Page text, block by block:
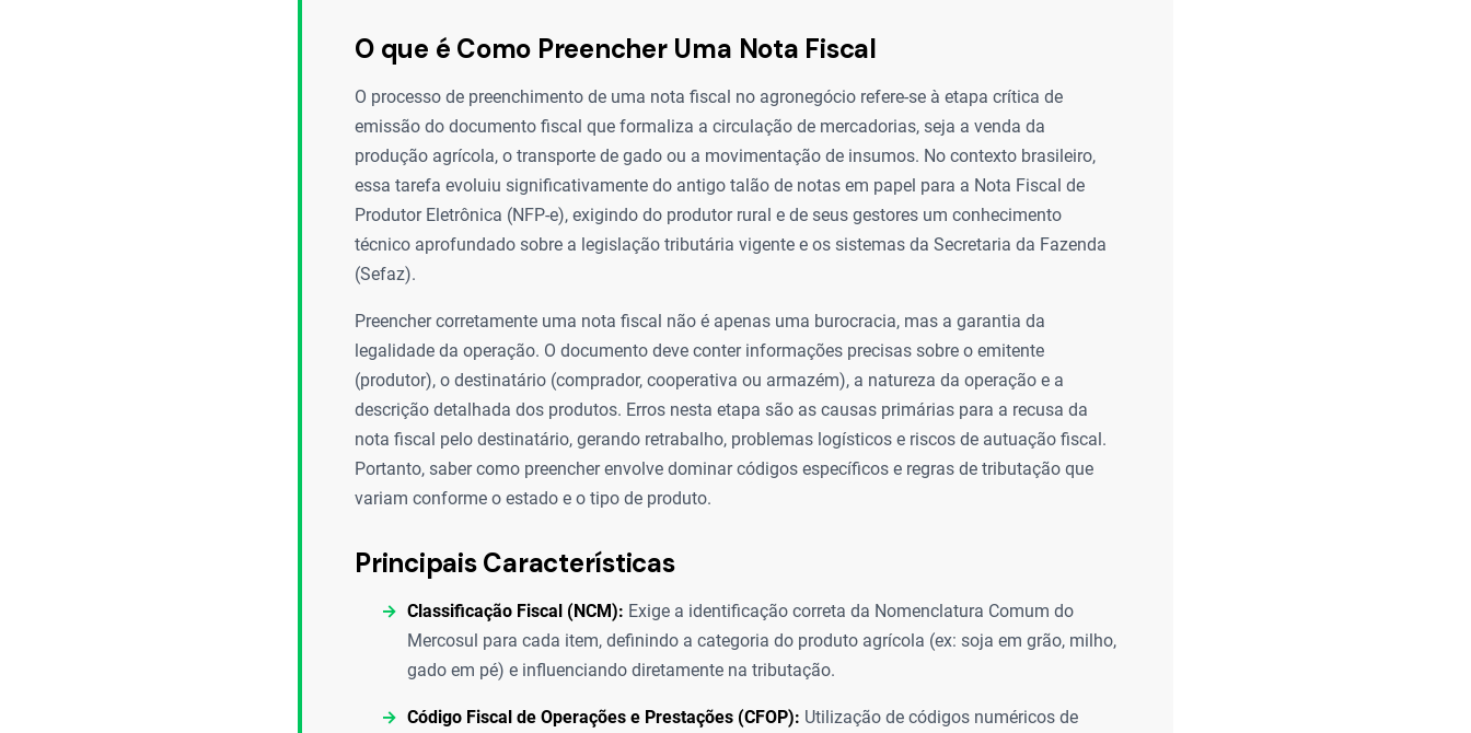
O que é Como Preencher Uma Nota Fiscal
O processo de preenchimento de uma nota fiscal no agronegócio refere-se à etapa crítica de
emissão do documento fiscal que formaliza a circulação de mercadorias, seja a venda da
produção agrícola, o transporte de gado ou a movimentação de insumos. No contexto brasileiro,
essa tarefa evoluiu significativamente do antigo talão de notas em papel para a Nota Fiscal de
Produtor Eletrônica (NFP-e), exigindo do produtor rural e de seus gestores um conhecimento
técnico aprofundado sobre a legislação tributária vigente e os sistemas da Secretaria da Fazenda
(Sefaz).
Preencher corretamente uma nota fiscal não é apenas uma burocracia, mas a garantia da
legalidade da operação. O documento deve conter informações precisas sobre o emitente
(produtor), o destinatário (comprador, cooperativa ou armazém), a natureza da operação e a
descrição detalhada dos produtos. Erros nesta etapa são as causas primárias para a recusa da
nota fiscal pelo destinatário, gerando retrabalho, problemas logísticos e riscos de autuação fiscal.
Portanto, saber como preencher envolve dominar códigos específicos e regras de tributação que
variam conforme o estado e o tipo de produto.
Principais Características
Classificação Fiscal (NCM): Exige a identificação correta da Nomenclatura Comum do
Mercosul para cada item, definindo a categoria do produto agrícola (ex: soja em grão, milho,
gado em pé) e influenciando diretamente na tributação.
Código Fiscal de Operações e Prestações (CFOP): Utilização de códigos numéricos de